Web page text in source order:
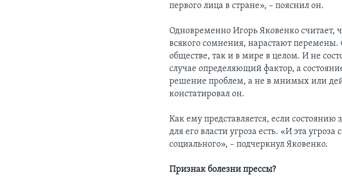
первого лица в стране», – пояснил он.
Одновременно Игорь Яковенко считает,
всякого сомнения, нарастают
обществе, так и в мире в целом. И не
случае определяющий фактор, а
решение проблем, а не в мнимых или
констатировал он.
Как ему представляется, если
для его власти угроза есть. «И эта
социального», – подчеркнул Яковенко.
Признак болезни прессы?